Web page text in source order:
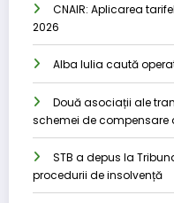
CNAIR: Aplicarea
2026
Alba Iulia caută
Două asociații ale
schemei de
STB a depus la
procedurii de insolvență